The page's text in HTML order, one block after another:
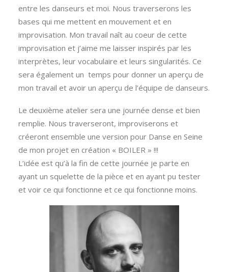
entre les danseurs et moi. Nous traverserons les
bases qui me mettent en mouvement et en
improvisation. Mon travail naît au coeur de cette
improvisation et j’aime me laisser inspirés par les
interprètes, leur vocabulaire et leurs singularités. Ce
sera également un temps pour donner un aperçu de
mon travail et avoir un aperçu de l’équipe de danseurs.
Le deuxième atelier sera une journée dense et bien
remplie. Nous traverseront, improviserons et
créeront ensemble une version pour Danse en Seine
de mon projet en création « BOILER » !!!
L’idée est qu’à la fin de cette journée je parte en
ayant un squelette de la pièce et en ayant pu tester
et voir ce qui fonctionne et ce qui fonctionne moins.